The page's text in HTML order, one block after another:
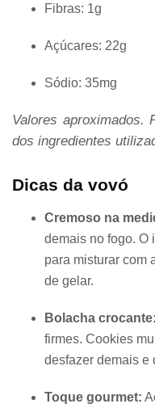
Fibras: 1g
Açúcares: 22g
Sódio: 35mg
Valores aproximados.
dos ingredientes
Dicas da vovó
Cremoso na
demais no fogo. O
para misturar com
de gelar.
Bolacha crocante:
firmes. Cookies
desfazer demais e
Toque gourmet: